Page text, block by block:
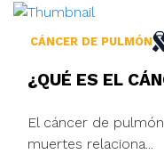
CÁNCER DE PULMÓN
¿QUÉ ES EL
El cáncer de
muertes relaciona...